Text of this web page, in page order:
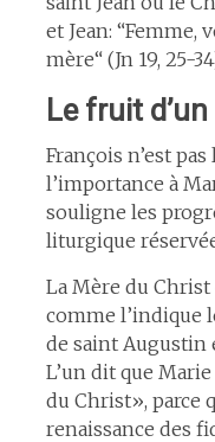
et Jean: “Femme,
mère“ (Jn 19, 25-
Le fruit
François n’est
l’importance à
souligne les
liturgique
La Mère du Christ
comme l’indique
de saint Augustin
L’un dit que
du Christ», parce
renaissance des